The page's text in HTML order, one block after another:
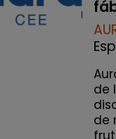
de
de